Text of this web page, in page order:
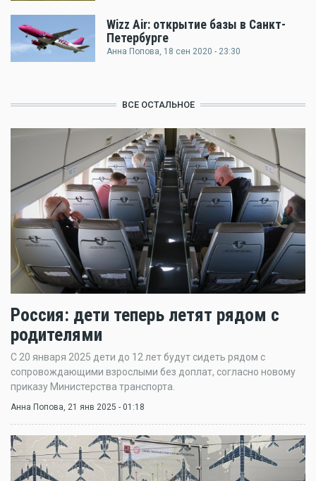
Wizz Air: открытие базы в Санкт-
Петербурге
Анна Попова , 18 сен 2020 - 23:30
ВСЕ ОСТАЛЬНОЕ
Россия: дети теперь летят рядом с
родителями
С 20 января 2025 дети до 12 лет будут сидеть рядом с
сопровождающими взрослыми без доплат, согласно новому
приказу Министерства транспорта.
Анна Попова, 21 янв 2025 - 01:18